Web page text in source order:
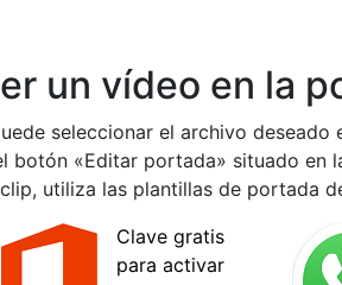
un vídeo en la
seleccionar el archivo
botón «Editar portada» situado en
utiliza las plantillas de portada